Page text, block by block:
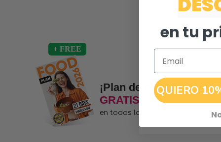
¡Plan de alimentación
GRATIS
en todos los pedidos!
en tu
Email
QUIERO